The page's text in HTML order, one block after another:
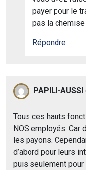
payer pour le
pas la
Répondre
PAPILI-AUSSI
Tous ces hauts
NOS employés. Car
les payons.
d’abord pour leurs
puis seulement pour